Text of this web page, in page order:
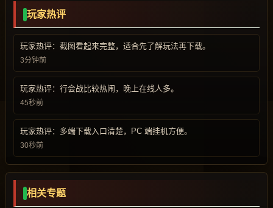
玩家热评
玩家热评：截图看起来完整，适合先了解玩法再下载。
3分钟前
玩家热评：行会战比较热闹，晚上在线人多。
45秒前
玩家热评：多端下载入口清楚，PC 端挂机方便。
30秒前
相关专题